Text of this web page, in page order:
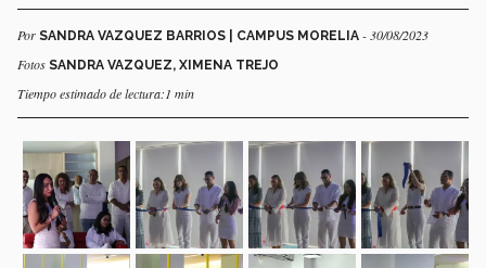
Por SANDRA VAZQUEZ BARRIOS | CAMPUS MORELIA - 30/08/2023
Fotos SANDRA VAZQUEZ, XIMENA TREJO
Tiempo estimado de lectura:1 min